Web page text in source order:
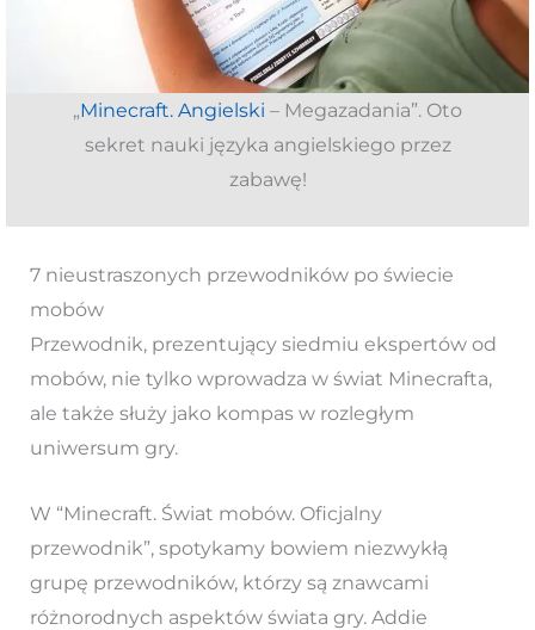
„Minecraft. Angielski – Megazadania”. Oto
sekret nauki języka angielskiego przez
zabawę!
7 nieustraszonych przewodników po świecie
mobów
Przewodnik, prezentujący siedmiu ekspertów od
mobów, nie tylko wprowadza w świat Minecrafta,
ale także służy jako kompas w rozległym
uniwersum gry.
W “Minecraft. Świat mobów. Oficjalny
przewodnik”, spotykamy bowiem niezwykłą
grupę przewodników, którzy są znawcami
różnorodnych aspektów świata gry. Addie